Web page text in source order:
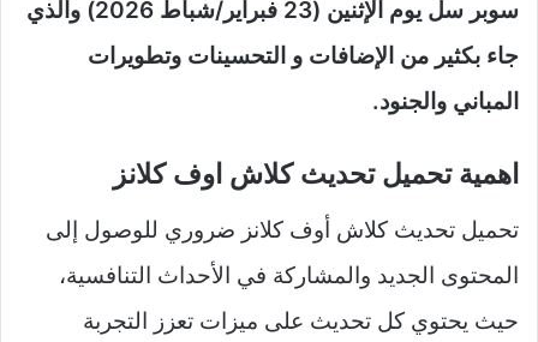
سوبر سل يوم الإثنين (23 فبراير/شباط 2026) والذي
جاء بكثير من الإضافات و التحسينات وتطويرات
المباني والجنود.
اهمية تحميل تحديث كلاش اوف كلانز
تحميل تحديث كلاش أوف كلانز ضروري للوصول إلى
المحتوى الجديد والمشاركة في الأحداث التنافسية،
حيث يحتوي كل تحديث على ميزات تعزز التجربة